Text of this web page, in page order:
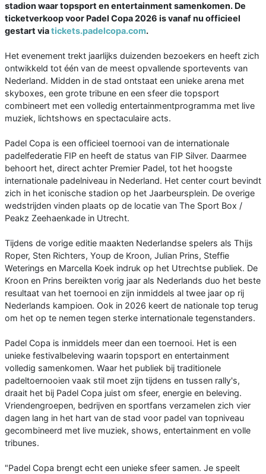
stadion waar topsport en entertainment samenkomen. De
ticketverkoop voor Padel Copa 2026 is vanaf nu officieel
gestart viatickets.padelcopa.com.
Het evenement trekt jaarlijks duizenden bezoekers en heeft zich
ontwikkeld tot één van de meest opvallende sportevents van
Nederland. Midden in de stad ontstaat een unieke arena met
skyboxes, een grote tribune en een sfeer die topsport
combineert met een volledig entertainmentprogramma met live
muziek, lichtshows en spectaculaire acts.
Padel Copa is een officieel toernooi van de internationale
padelfederatie FIP en heeft de status van FIP Silver. Daarmee
behoort het, direct achter Premier Padel, tot het hoogste
internationale padelniveau in Nederland. Het center court bevindt
zich in het iconische stadion op het Jaarbeursplein. De overige
wedstrijden vinden plaats op de locatie van The Sport Box /
Peakz Zeehaenkade in Utrecht.
Tijdens de vorige editie maakten Nederlandse spelers als Thijs
Roper, Sten Richters, Youp de Kroon, Julian Prins, Steffie
Weterings en Marcella Koek indruk op het Utrechtse publiek. De
Kroon en Prins bereikten vorig jaar als Nederlands duo het beste
resultaat van het toernooi en zijn inmiddels al twee jaar op rij
Nederlands kampioen. Ook in 2026 keert de nationale top terug
om het op te nemen tegen sterke internationale tegenstanders.
Padel Copa is inmiddels meer dan een toernooi. Het is een
unieke festivalbeleving waarin topsport en entertainment
volledig samenkomen. Waar het publiek bij traditionele
padeltoernooien vaak stil moet zijn tijdens en tussen rally's,
draait het bij Padel Copa juist om sfeer, energie en beleving.
Vriendengroepen, bedrijven en sportfans verzamelen zich vier
dagen lang in het hart van de stad voor padel van topniveau
gecombineerd met live muziek, shows, entertainment en volle
tribunes.
"Padel Copa brengt echt een unieke sfeer samen. Je speelt